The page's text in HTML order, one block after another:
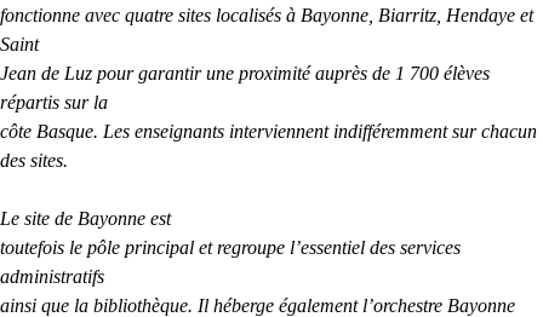
fonctionne avec quatre sites localisés à Bayonne, Biarritz, Hendaye et
Saint
Jean de Luz pour garantir une proximité auprès de 1 700 élèves
répartis sur la
côte Basque. Les enseignants interviennent indifféremment sur chacun
des sites.
Le site de Bayonne est
toutefois le pôle principal et regroupe l’essentiel des services
administratifs
ainsi que la bibliothèque. Il héberge également l’orchestre Bayonne